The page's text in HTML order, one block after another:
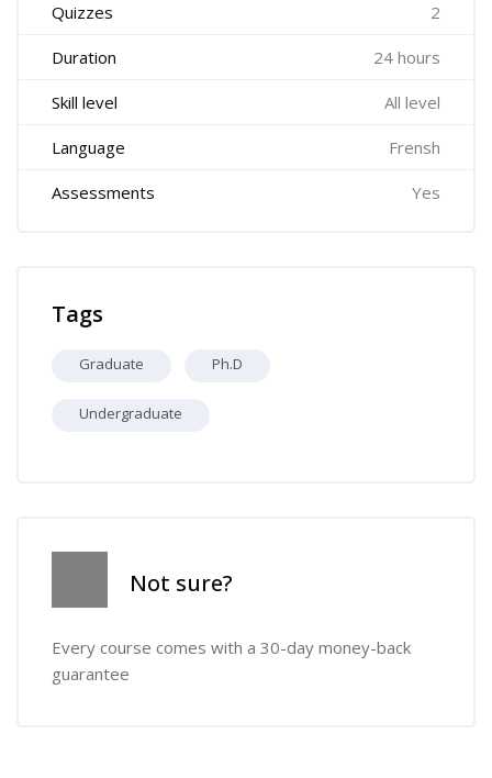
Quizzes 2
Duration 24 hours
Skill level All level
Language Frensh
Assessments Yes
Tags
Graduate Ph.D
Undergraduate
Not sure?
Every course comes with a 30-day money-back
guarantee